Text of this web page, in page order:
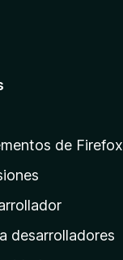
de Firefox
desarrolladores